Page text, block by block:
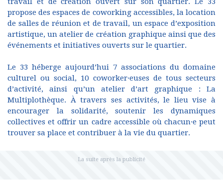
propose des espaces de coworking accessibles, la location
de salles de réunion et de travail, un espace d’exposition
artistique, un atelier de création graphique ainsi que des
événements et initiatives ouverts sur le quartier.
Le 33 héberge aujourd’hui 7 associations du domaine
culturel ou social, 10 coworker·euses de tous secteurs
d’activité, ainsi qu’un atelier d’art graphique : La
Multiplothèque. À travers ses activités, le lieu vise à
encourager la solidarité, soutenir les dynamiques
collectives et offrir un cadre accessible où chacun·e peut
trouver sa place et contribuer à la vie du quartier.